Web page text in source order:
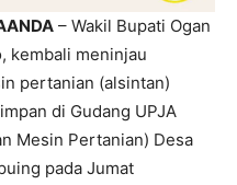
– Wakil Bupati Ogan
kembali meninjau
pertanian (alsintan)
di Gudang UPJA
Mesin Pertanian) Desa
pada Jumat